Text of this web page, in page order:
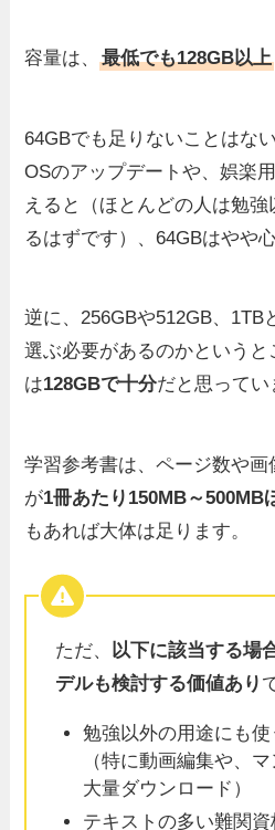
容量は、最低でも128GB以上
64GBでも足りないことはな
OSのアップデートや、娯楽
えると（ほとんどの人は勉
るはずです）、64GBはやや
逆に、256GBや512GB、1TB
選ぶ必要があるのかという
は128GBで十分だと思ってい
学習参考書は、ページ数や
が1冊あたり150MB～500MB
もあれば大体は足ります。
ただ、 以下に該当する場
デルも検討する価値あり
勉強以外の用途にも
（特に動画編集や、
大量ダウンロード）
テキストの多い難関資